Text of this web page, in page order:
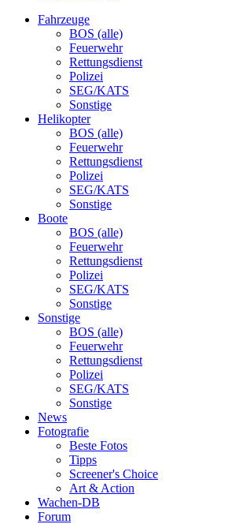
Fahrzeuge
BOS (alle)
Feuerwehr
Rettungsdienst
Polizei
SEG/KATS
Sonstige
Helikopter
BOS (alle)
Feuerwehr
Rettungsdienst
Polizei
SEG/KATS
Sonstige
Boote
BOS (alle)
Feuerwehr
Rettungsdienst
Polizei
SEG/KATS
Sonstige
Sonstige
BOS (alle)
Feuerwehr
Rettungsdienst
Polizei
SEG/KATS
Sonstige
News
Fotografie
Beste Fotos
Tipps
Screener's Choice
Art & Action
Wachen-DB
Forum